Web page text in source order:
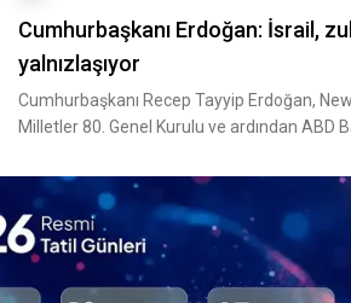
Cumhurbaşkanı Erdoğan: İsrail,
yalnızlaşıyor
Cumhurbaşkanı Recep Tayyip Erdoğan,
Milletler 80. Genel Kurulu ve ardından ABD